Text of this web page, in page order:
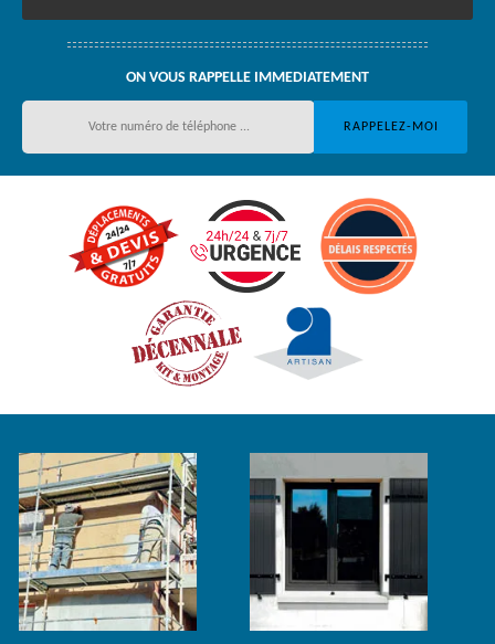
ON VOUS RAPPELLE IMMEDIATEMENT